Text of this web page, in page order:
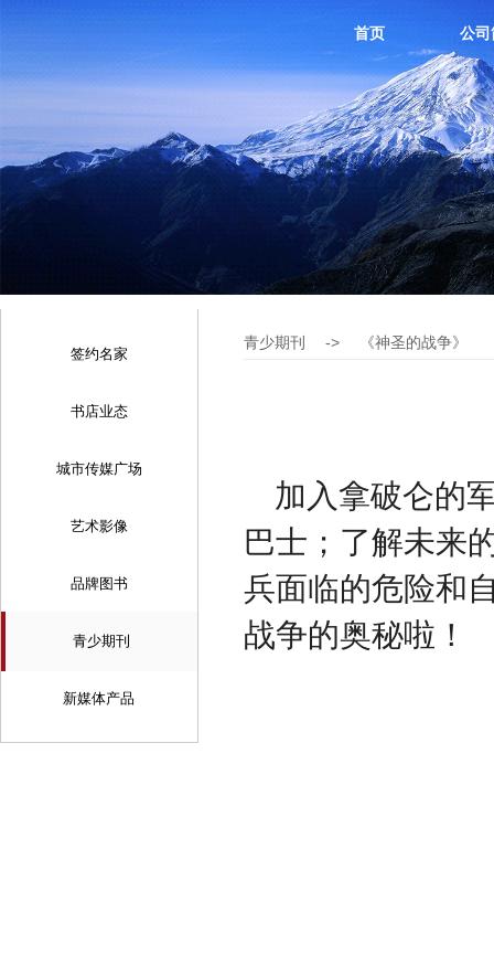
首页 公司
签约名家
书店业态
城市传媒广场
艺术影像
品牌图书
青少期刊
新媒体产品
青少期刊 -> 《神圣的战争》
加入拿破仑的
巴士；了解未来
兵面临的危险和
战争的奥秘啦！